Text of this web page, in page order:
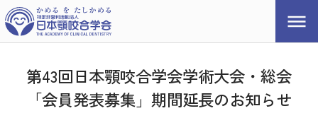
第43回日本顎咬合学会学術大会・総会
「会員発表募集」期間延長のお知らせ